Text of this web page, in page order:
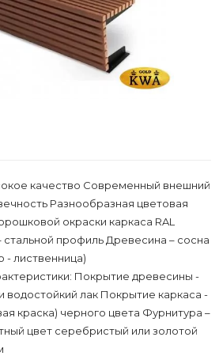
качество Современный внешний
Разнообразная цветовая
окраски каркаса RAL
стальной профиль Древесина – сосна
- лиственница)
Покрытие древесины -
водостойкий лак Покрытие каркаса -
краска) черного цвета Фурнитура –
цвет серебристый или золотой